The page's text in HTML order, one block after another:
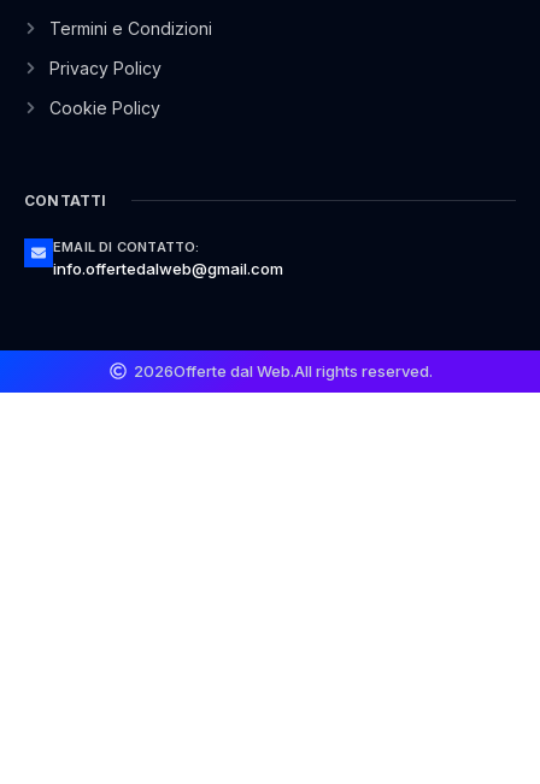
Termini e Condizioni
Privacy Policy
Cookie Policy
CONTATTI
EMAIL DI CONTATTO:
info.offertedalweb@gmail.com
2026Offerte dal Web.All rights reserved.